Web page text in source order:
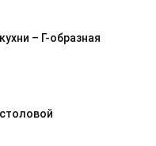
– Г-образная